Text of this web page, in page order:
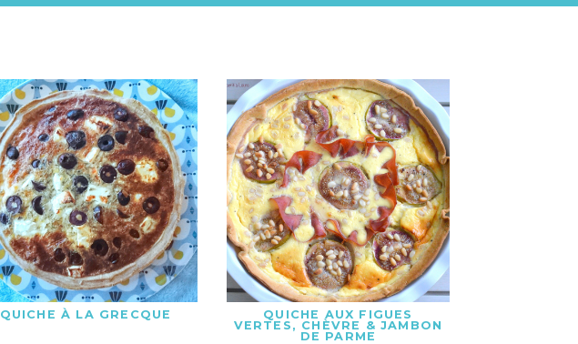
QUICHE À LA GRECQUE
QUICHE AUX FIGUES
VERTES, CHÈVRE & JAMBON
DE PARME